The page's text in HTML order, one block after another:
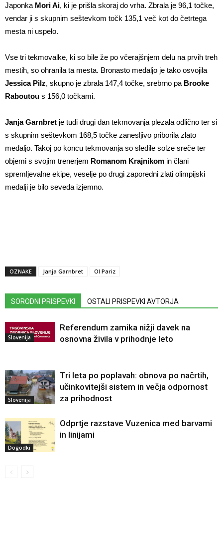
Japonka Mori Ai, ki je prišla skoraj do vrha. Zbrala je 96,1 točke,
vendar ji s skupnim seštevkom točk 135,1 več kot do četrtega
mesta ni uspelo.
Vse tri tekmovalke, ki so bile že po včerajšnjem delu na prvih treh
mestih, so ohranila ta mesta. Bronasto medaljo je tako osvojila
Jessica Pilz, skupno je zbrala 147,4 točke, srebrno pa Brooke
Raboutou s 156,0 točkami.
Janja Garnbret je tudi drugi dan tekmovanja plezala odlično ter si
s skupnim seštevkom 168,5 točke zanesljivo priborila zlato
medaljo. Takoj po koncu tekmovanja so sledile solze sreče ter
objemi s svojim trenerjem Romanom Krajnikom in člani
spremljevalne ekipe, veselje po drugi zaporedni zlati olimpijski
medalji je bilo seveda izjemno.
OZNAKE Janja Garnbret OI Pariz
SORODNI PRISPEVKI OSTALI PRISPEVKI AVTORJA
Slovenija
Referendum zamika nižji davek na
osnovna živila v prihodnje leto
Slovenija
Tri leta po poplavah: obnova po načrtih,
učinkovitejši sistem in večja odpornost
za prihodnost
Dogodki
Odprtje razstave Vuzenica med barvami
in linijami